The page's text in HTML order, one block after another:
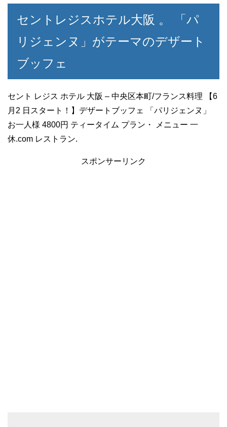
セントレジスホテル大阪 。 「パ
リジェンヌ」がテーマのデザート
ブッフェ
セント レジス ホテル 大阪 – 中央区本町/フランス料理 【6
月2 日スタート！】デザートブッフェ 「パリジェンヌ」
お一人様 4800円 ティータイム プラン・ メニュー 一
休.com レストラン.
スポンサーリンク